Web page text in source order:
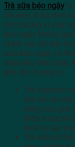
Trà sữa béo ngậy
(thường là trà đen
một hương vị vừa
béo ngậy không
chính xác để đạt
sữa béo ngậy có
nhau như trân
phú cho hương vị.
Trà sữa béo
mà còn là
uống của giới
thiếu trong
buổi tụ tập
Trà sữa có